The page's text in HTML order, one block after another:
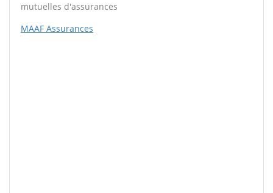
mutuelles d'assurances
MAAF Assurances